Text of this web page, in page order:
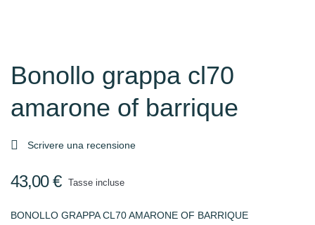
Bonollo grappa cl70
amarone of barrique
 Scrivere una recensione
43,00 € Tasse incluse
BONOLLO GRAPPA CL70 AMARONE OF BARRIQUE